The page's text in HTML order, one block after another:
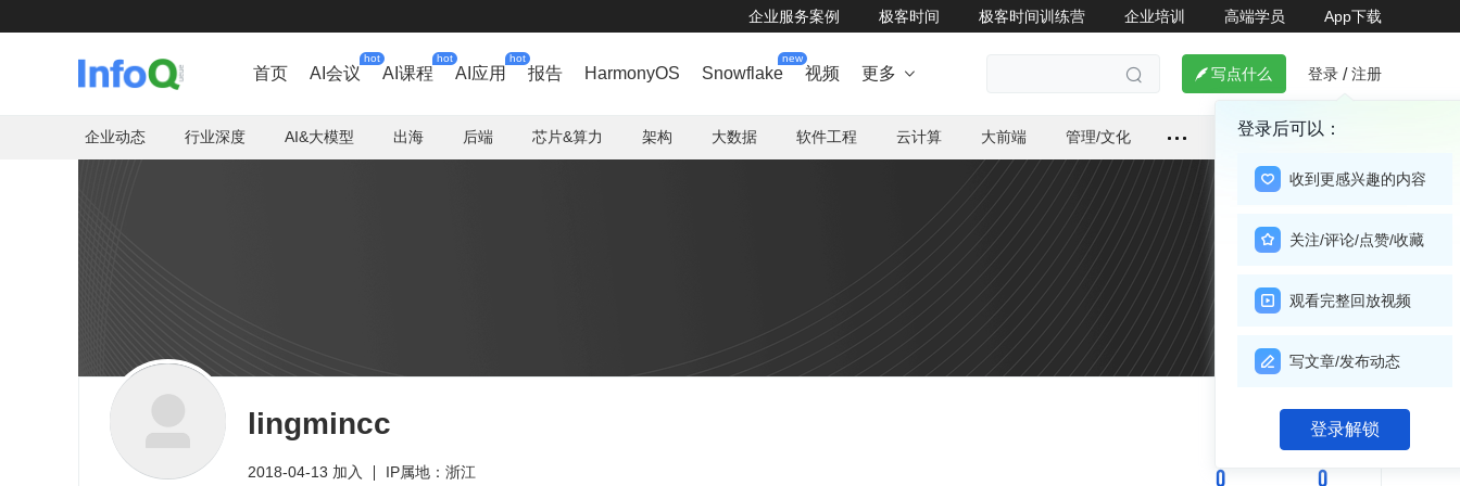
企业服务案例 极客时间 极客时间训练营 企业培训 高端学员 App下载
首页 AI会议
hot
AI课程
hot
AI应用
hot
报告 HarmonyOS Snowflake
new
视频 更多    写点什么 登录 / 注册
登录后可以：
收到更感兴趣的内容
关注/评论/点赞/收藏
观看完整回放视频
写文章/发布动态
登录解锁
企业动态 行业深度 AI&大模型 出海 后端 芯片&算力 架构 大数据 软件工程 云计算 大前端 管理/文化
lingmincc
2018-04-13 加入 IP属地：浙江
关注
0 0